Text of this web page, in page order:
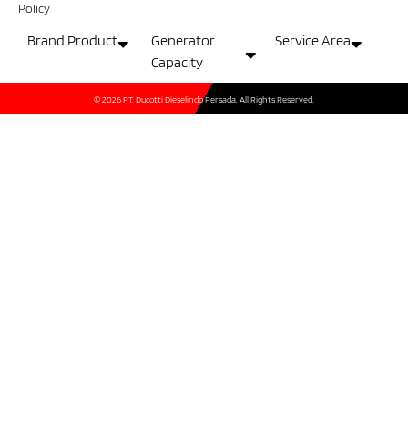
Policy
Brand Product
Generator
Capacity
Service Area
© 2026 PT. Ducotti Dieselindo Persada. All Rights Reserved.